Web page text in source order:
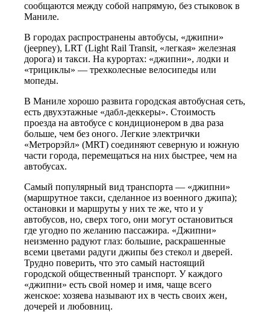
сообщаются между собой напрямую, без стыковок в
Маниле.
В городах распространены автобусы, «джипни»
(jeepney), LRT (Light Rail Transit, «легкая» железная
дорога) и такси. На курортах: «джипни», лодки и
«трициклы» — трехколесные велосипеды или
мопеды.
В Маниле хорошо развита городская автобусная сеть,
есть двухэтажные «дабл-деккеры». Стоимость
проезда на автобусе с кондиционером в два раза
больше, чем без оного. Легкие электрички
«Метрорэйл» (MRT) соединяют северную и южную
части города, перемещаться на них быстрее, чем на
автобусах.
Самый популярный вид транспорта — «джипни»
(маршрутное такси, сделанное из военного джипа);
остановки и маршруты у них те же, что и у
автобусов, но, сверх того, они могут остановиться
где угодно по желанию пассажира. «Джипни»
неизменно радуют глаз: большие, раскрашенные
всеми цветами радуги джипы без стекол и дверей.
Трудно поверить, что это самый настоящий
городской общественный транспорт. У каждого
«джипни» есть свой номер и имя, чаще всего
женское: хозяева называют их в честь своих жен,
дочерей и любовниц.